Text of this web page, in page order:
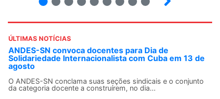
ÚLTIMAS NOTÍCIAS
ANDES-SN convoca docentes para Dia de
Solidariedade Internacionalista com Cuba em 13 de
agosto
O ANDES-SN conclama suas seções sindicais e o conjunto
da categoria docente a construírem, no dia...